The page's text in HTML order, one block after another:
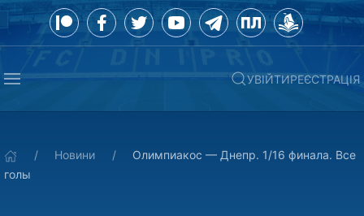
УВІЙТИРЕЄСТРАЦІЯ
Новини
Олимпиакос — Днепр. 1/16 финала. Все
голы